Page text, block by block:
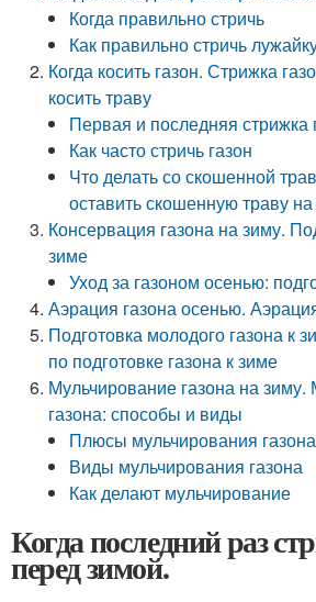
Когда правильно стричь
Как правильно стричь
Когда косить газон. Стрижка
косить траву
Первая и последняя стрижка
Как часто стричь газон
Что делать со скошенной
оставить скошенную траву на
Консервация газона на зиму.
зиме
Уход за газоном осенью:
Аэрация газона осенью.
Подготовка молодого газона к
по подготовке газона к зиме
Мульчирование газона на
газона: способы и виды
Плюсы мульчирования
Виды мульчирования газона
Как делают мульчирование
Когда последний раз
перед зимой.